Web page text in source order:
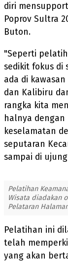
diri
Poprov Sultra
Buton.
"Seperti
sedikit fokus di
ada di
dan Kalibiru
rangka kita
halnya
keselamatan
seputaran
sampai di
Pelatihan
Wisata diadakan
Pelataran
Pelatihan ini
telah
yang akan